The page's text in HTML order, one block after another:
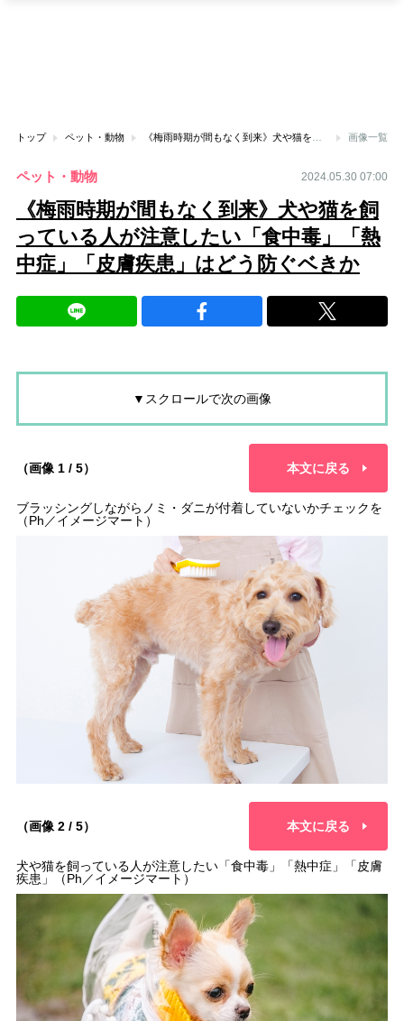
トップ ペット・動物 画像一覧
ペット・動物 2024.05.30 07:00
《梅雨時期が間もなく到来》犬や猫を飼
っている人が注意したい「食中毒」「熱
中症」「皮膚疾患」はどう防ぐベきか
▼スクロールで次の画像
（画像 1 / 5） 本文に戻る
ブラッシングしながらノミ・ダニが付着していないかチェックを
（Ph／イメージマート）
（画像 2 / 5） 本文に戻る
犬や猫を飼っている人が注意したい「食中毒」「熱中症」「皮膚
疾患」（Ph／イメージマート）